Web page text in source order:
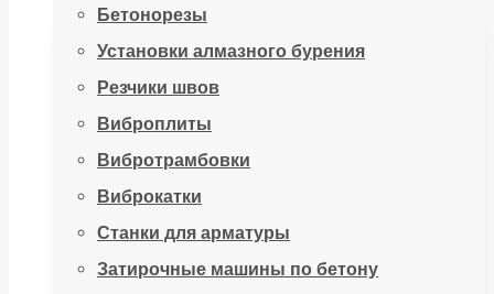
Бетонорезы
Установки алмазного бурения
Резчики швов
Виброплиты
Вибротрамбовки
Виброкатки
Станки для арматуры
Затирочные машины по бетону